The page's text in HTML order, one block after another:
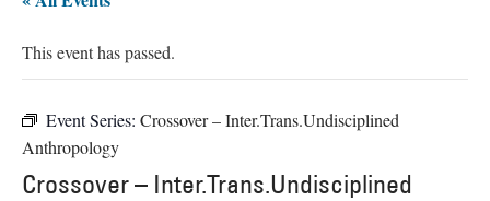
This event has passed.
Event Series: Crossover – Inter.Trans.Undisciplined
Anthropology
Crossover – Inter.Trans.Undisciplined